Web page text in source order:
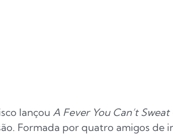
lançou A Fever You Can’t
Formada por quatro amigos de